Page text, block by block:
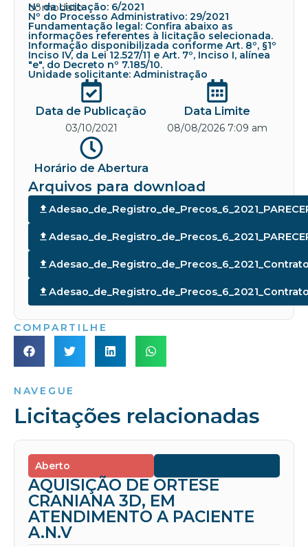
comodato
Nº da Licitação: 6/2021
Nº do Processo Administrativo: 29/2021
Fundamentação legal: Confira abaixo as
informações referentes à licitação selecionada.
Informação disponibilizada conforme Art. 8º, §1º
Inciso IV, da Lei 12.527/11 e Art. 7º, Inciso I, alínea
"e", do Decreto nº 7.185/10.
Unidade solicitante: Administração
Data de Publicação
03/10/2021
Data Limite
08/08/2026 7:09 am
Horário de Abertura
Arquivos para download
COMPARTILHE
NAVEGUE
Licitações relacionadas
Aberto
AQUISIÇÃO DE ORTESE
CRANIANA 3D, EM
ATENDIMENTO A PACIENTE
A.N.V